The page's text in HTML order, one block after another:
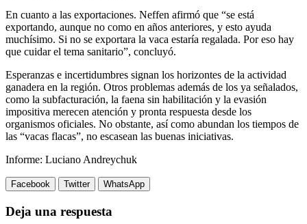
En cuanto a las exportaciones. Neffen afirmó que “se está
exportando, aunque no como en años anteriores, y esto ayuda
muchísimo. Si no se exportara la vaca estaría regalada. Por eso hay
que cuidar el tema sanitario”, concluyó.
Esperanzas e incertidumbres signan los horizontes de la actividad
ganadera en la región. Otros problemas además de los ya señalados,
como la subfacturación, la faena sin habilitación y la evasión
impositiva merecen atención y pronta respuesta desde los
organismos oficiales. No obstante, así como abundan los tiempos de
las “vacas flacas”, no escasean las buenas iniciativas.
Informe: Luciano Andreychuk
Facebook Twitter WhatsApp
Deja una respuesta